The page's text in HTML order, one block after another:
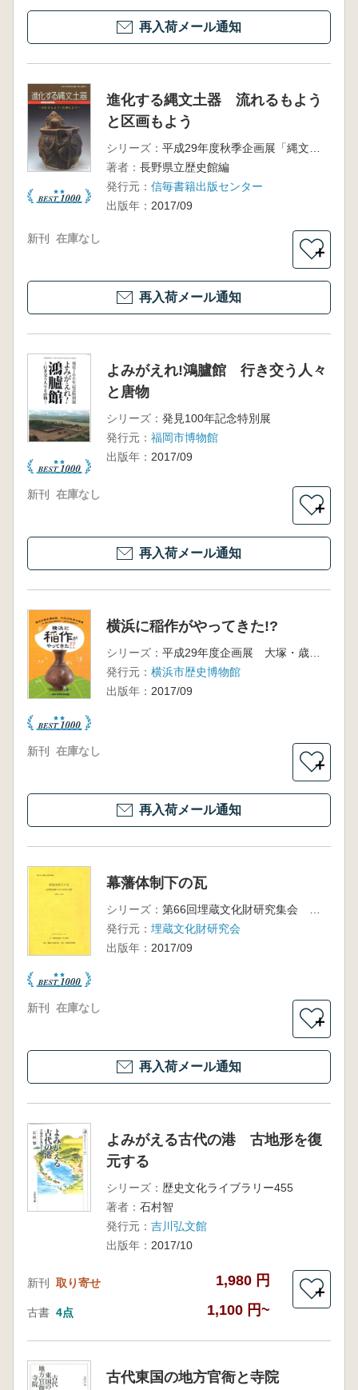
再入荷メール通知
進化する縄文土器 流れるもよう
と区画もよう
シリーズ：
著者： 長野県立歴史館編
発行元： 信毎書籍出版センター
出版年： 2017/09
新刊 在庫なし
＋
再入荷メール通知
よみがえれ!鴻臚館 行き交う人々
と唐物
シリーズ： 発見100年記念特別展
発行元： 福岡市博物館
出版年： 2017/09
新刊 在庫なし
＋
再入荷メール通知
横浜に稲作がやってきた!?
シリーズ：
平成29年度企画展 大塚・歳勝土遺跡公園開園20年 三殿台考古館開館50年
発行元： 横浜市歴史博物館
出版年： 2017/09
新刊 在庫なし
＋
再入荷メール通知
幕藩体制下の瓦
シリーズ：
発行元： 埋蔵文化財研究会
出版年： 2017/09
新刊 在庫なし
＋
再入荷メール通知
よみがえる古代の港 古地形を復
元する
シリーズ： 歴史文化ライブラリー455
著者： 石村智
発行元： 吉川弘文館
出版年： 2017/10
新刊 取り寄せ 1,980 円
古書 4点 1,100 円~
＋
古代東国の地方官衙と寺院